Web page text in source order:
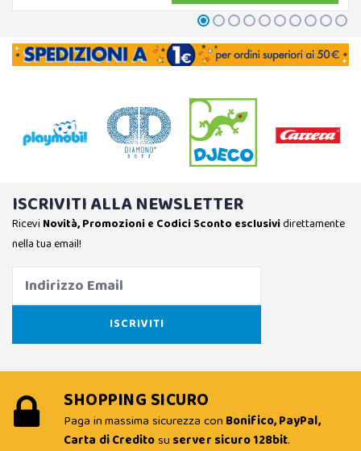
ISCRIVITI ALLA NEWSLETTER
Ricevi Novità, Promozioni e Codici Sconto esclusividirettamente
nella tua email!
SHOPPING SICURO
Paga in massima sicurezza con Bonifico, PayPal,
Carta di Creditosu server sicuro 128bit.